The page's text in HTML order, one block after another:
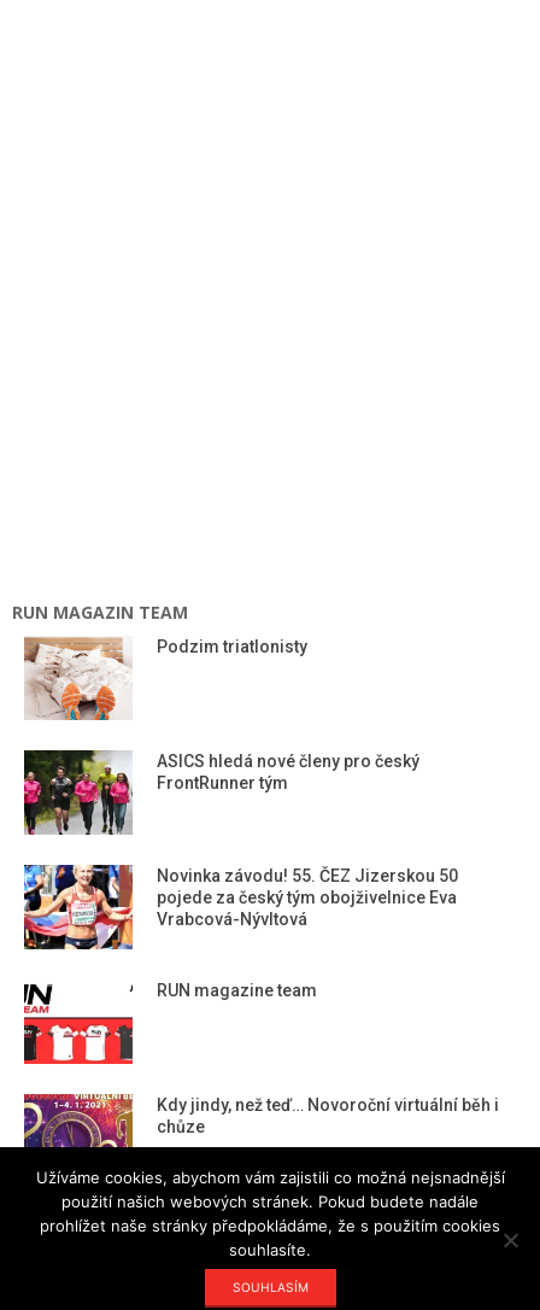
RUN MAGAZIN TEAM
Podzim triatlonisty
ASICS hledá nové členy pro český
FrontRunner tým
Novinka závodu! 55. ČEZ Jizerskou 50
pojede za český tým obojživelnice Eva
Vrabcová-Nývltová
RUN magazine team
Kdy jindy, než teď… Novoroční virtuální běh i
chůze
Magazine Hoot. Powered by
Užíváme cookies, abychom vám zajistili co možná nejsnadnější
použití našich webových stránek. Pokud budete nadále
prohlížet naše stránky předpokládáme, že s použitím cookies
souhlasíte.
SOUHLASÍM